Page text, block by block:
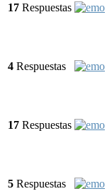
17 Respuestas
4 Respuestas
17 Respuestas
5 Respuestas